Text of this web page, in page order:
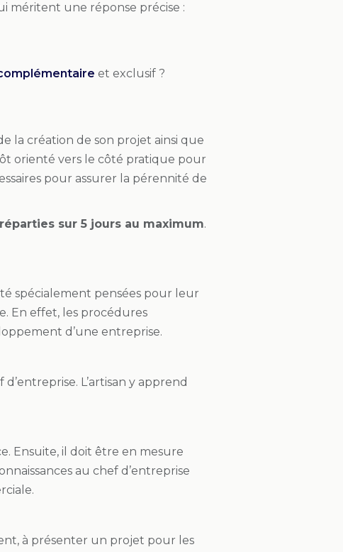
méritent une réponse précise :
et exclusif ?
la création de son projet ainsi que
orienté vers le côté pratique pour
pour assurer la pérennité de
réparties sur 5 jours au maximum.
spécialement pensées pour leur
En effet, les procédures
d’une entreprise.
L’artisan y apprend
Ensuite, il doit être en mesure
au chef d’entreprise
à présenter un projet pour les